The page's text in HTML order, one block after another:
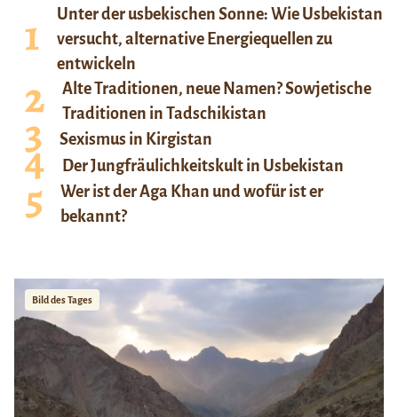
Unter der usbekischen Sonne: Wie Usbekistan
versucht, alternative Energiequellen zu
entwickeln
Alte Traditionen, neue Namen? Sowjetische
Traditionen in Tadschikistan
Sexismus in Kirgistan
Der Jungfräulichkeitskult in Usbekistan
Wer ist der Aga Khan und wofür ist er
bekannt?
Bild des Tages